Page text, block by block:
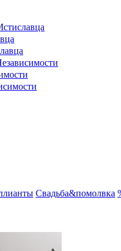
Свадьба&помолвка